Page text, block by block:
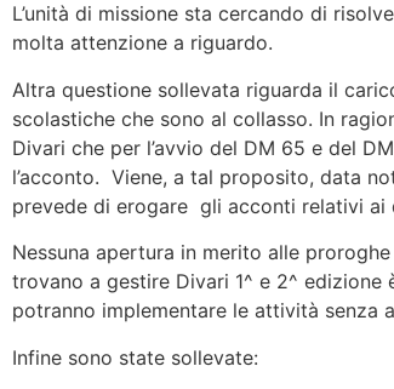
L’unità di missione sta cercando di
molta attenzione a riguardo.
Altra questione sollevata riguarda il
scolastiche che sono al collasso. In
Divari che per l’avvio del DM 65 e del
l’acconto. Viene, a tal proposito, data
prevede di erogare gli acconti relativi ai
Nessuna apertura in merito alle
trovano a gestire Divari 1^ e 2^ edizione
potranno implementare le attività senza
Infine sono state sollevate: